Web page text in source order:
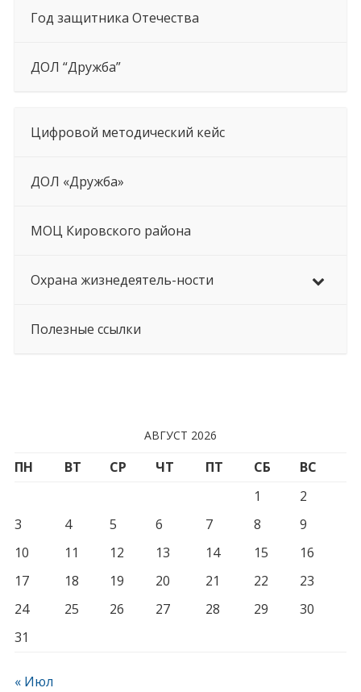
Год защитника Отечества
ДОЛ “Дружба”
Цифровой методический кейс
ДОЛ «Дружба»
МОЦ Кировского района
Охрана жизнедеятель-ности
Полезные ссылки
АВГУСТ 2026
ПН ВТ СР ЧТ ПТ СБ
ВС
1
2
3
4 5 6 7 8
9
10
11 12 13 14 15
16
17
18 19 20 21 22
23
24
25 26 27 28 29
30
31
« Июл